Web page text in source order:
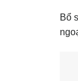
Bổ